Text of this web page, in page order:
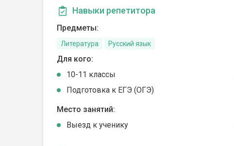
Навыки репетитора
Предметы:
Литература Русский язык
Для кого:
10-11 классы
Подготовка к ЕГЭ (ОГЭ)
Место занятий:
Выезд к ученику